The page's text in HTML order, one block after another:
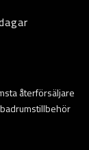
återförsäljare